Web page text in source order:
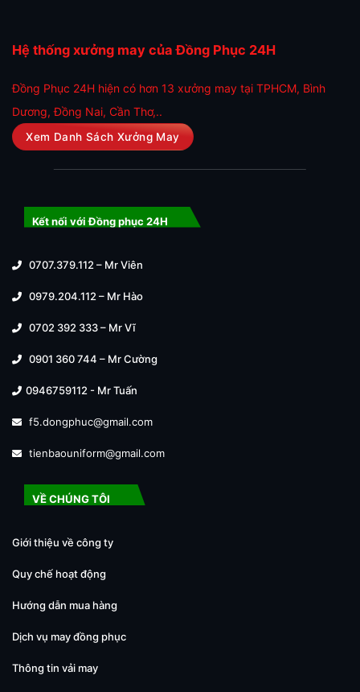
Hệ thống xưởng may của Đồng Phục 24H
Đồng Phục 24H hiện có hơn 13 xưởng may tại TPHCM, Bình
Dương, Đồng Nai, Cần Thơ,..
Xem Danh Sách Xưởng May
Kết nối với Đồng phục 24H
0707.379.112 – Mr Viên
0979.204.112 – Mr Hào
0702 392 333 – Mr Vĩ
0901 360 744 – Mr Cường
0946759112 - Mr Tuấn
f5.dongphuc@gmail.com
tienbaouniform@gmail.com
VỀ CHÚNG TÔI
Giới thiệu về công ty
Quy chế hoạt động
Hướng dẫn mua hàng
Dịch vụ may đồng phục
Thông tin vải may